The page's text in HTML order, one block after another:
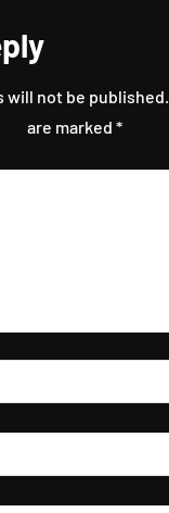
will not be published.
are marked *